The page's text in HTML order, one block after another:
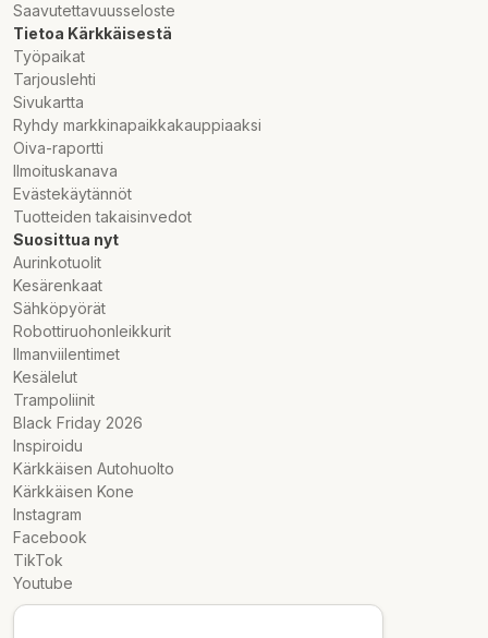
Saavutettavuusseloste
Tietoa Kärkkäisestä
Työpaikat
Tarjouslehti
Sivukartta
Ryhdy markkinapaikkakauppiaaksi
Oiva-raportti
Ilmoituskanava
Evästekäytännöt
Tuotteiden takaisinvedot
Suosittua nyt
Aurinkotuolit
Kesärenkaat
Sähköpyörät
Robottiruohonleikkurit
Ilmanviilentimet
Kesälelut
Trampoliinit
Black Friday 2026
Inspiroidu
Kärkkäisen Autohuolto
Kärkkäisen Kone
Instagram
Facebook
TikTok
Youtube